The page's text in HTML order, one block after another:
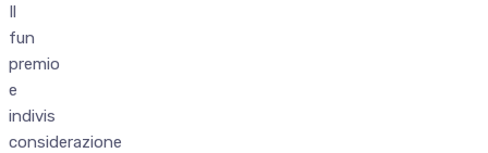
Il
fun
premio
e
indivis
considerazione